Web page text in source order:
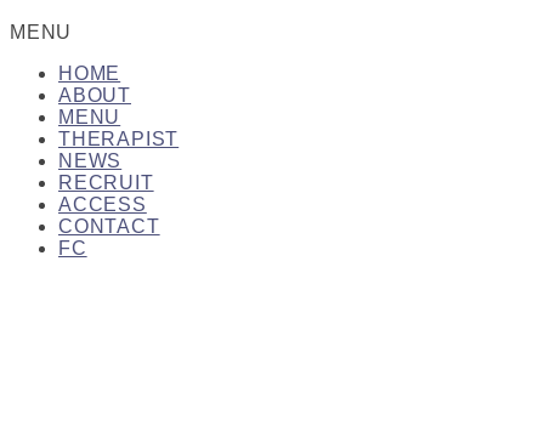
MENU
HOME
ABOUT
MENU
THERAPIST
NEWS
RECRUIT
ACCESS
CONTACT
FC